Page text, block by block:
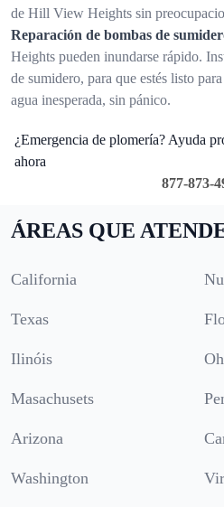
de Hill View Heights sin
Reparación de bombas de
Heights pueden inundarse rápido.
de sumidero, para que estés listo
agua inesperada, sin pánico.
¿Emergencia de plomería? Ayuda
ahora
877-873-
ÁREAS QUE
California
Texas
Ilinóis
Masachusets
Arizona
Washington